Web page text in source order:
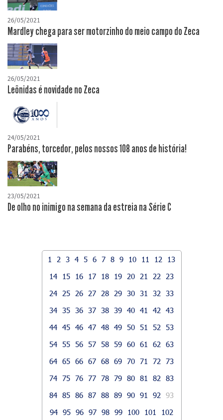
26/05/2021
Mardley chega para ser motorzinho do meio campo do Zeca
26/05/2021
Leônidas é novidade no Zeca
24/05/2021
Parabéns, torcedor, pelos nossos 108 anos de história!
23/05/2021
De olho no inimigo na semana da estreia na Série C
1 2 3 4 5 6 7 8 9 10 11 12
13
14
15 16 17 18 19 20 21 22
23
24
25 26 27 28 29 30 31 32
33
34 35 36 37 38 39 40 41 42
43
44 45 46 47 48 49 50 51 52
53
54 55 56 57 58 59 60 61 62
63
64 65 66 67 68 69 70 71 72
73
74 75 76 77 78 79 80 81 82
83
84 85 86 87 88 89 90 91 92
93
94 95 96 97 98 99 100 101
102